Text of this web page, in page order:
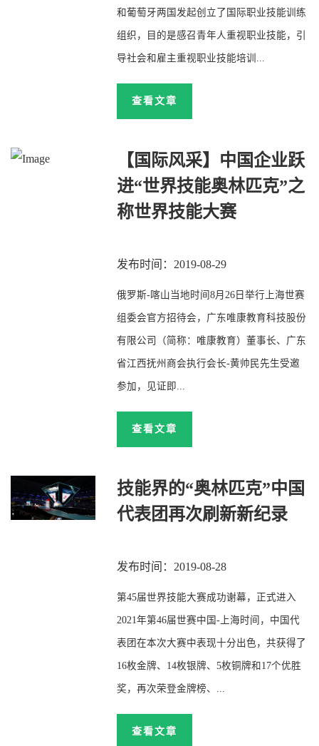
和葡萄牙两国发起创立了国际职业技能训练
组织，目的是感召青年人重视职业技能，引
导社会和雇主重视职业技能培训...
查看文章
【国际风采】中国企业跃
进“世界技能奥林匹克”之
称世界技能大赛
发布时间：2019-08-29
俄罗斯-喀山当地时间8月26日举行上海世赛
组委会官方招待会，广东唯康教育科技股份
有限公司（简称：唯康教育）董事长、广东
省江西抚州商会执行会长-黄帅民先生受邀
参加，见证即...
查看文章
​技能界的“奥林匹克”中国
代表团再次刷新新纪录
发布时间：2019-08-28
第45届世界技能大赛成功谢幕，正式进入
2021年第46届世赛中国-上海时间，中国代
表团在本次大赛中表现十分出色，共获得了
16枚金牌、14枚银牌、5枚铜牌和17个优胜
奖，再次荣登金牌榜、...
查看文章